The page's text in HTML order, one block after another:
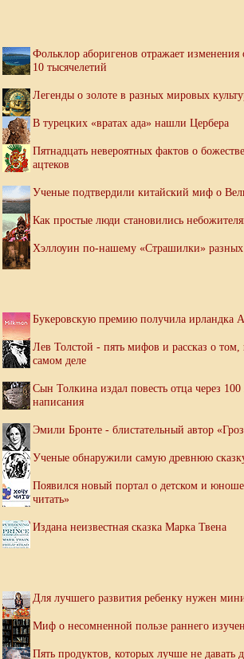
Фольклор аборигенов отражает изменения
10 тысячелетий
Легенды о золоте в разных мировых
В турецких «вратах ада» нашли Цербера
Пятнадцать невероятных фактов о
ацтеков
Ученые подтвердили китайский миф о
Как простые люди становились
Хэллоуин по-нашему «Страшилки» разных
Букеровскую премию получила ирландка
Лев Толстой - пять мифов и рассказ о
самом деле
Сын Толкина издал повесть отца через 100
написания
Эмили Бронте - блистательный автор
Ученые обнаружили самую древнюю
Появился новый портал о детском и
читать»
Издана неизвестная сказка Марка Твена
Для лучшего развития ребенку нужен
Миф о несомненной пользе раннего
Пять продуктов, которых лучше не давать